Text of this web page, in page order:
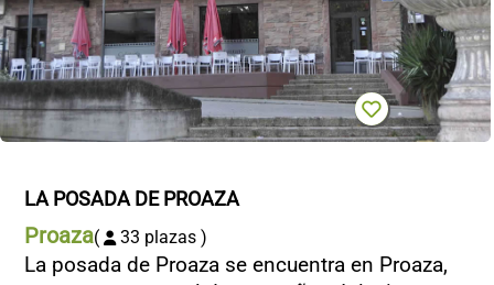
LA POSADA DE PROAZA
Proaza( 33 plazas )
La posada de Proaza se encuentra en Proaza,